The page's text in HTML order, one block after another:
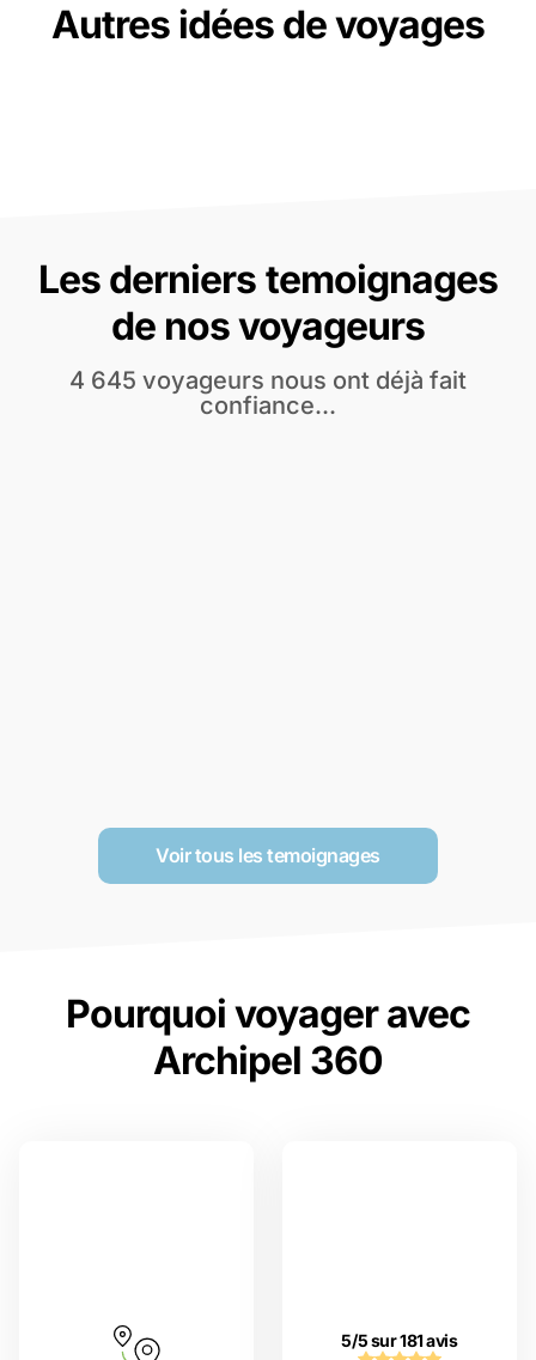
Autres idées de voyages
Les derniers temoignages
de nos voyageurs
4 645 voyageurs nous ont déjà fait
confiance...
Voir tous les temoignages
Pourquoi voyager avec
Archipel 360
5/5 sur 181 avis